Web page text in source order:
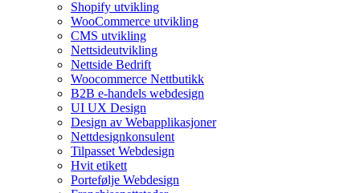
Shopify utvikling
WooCommerce utvikling
CMS utvikling
Nettsideutvikling
Nettside Bedrift
Woocommerce Nettbutikk
B2B e-handels webdesign
UI UX Design
Design av Webapplikasjoner
Nettdesignkonsulent
Tilpasset Webdesign
Hvit etikett
Portefølje Webdesign